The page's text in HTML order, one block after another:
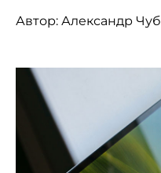
Автор: Александр Чуб